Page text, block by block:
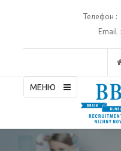
Телефон :
Email :
МЕНЮ